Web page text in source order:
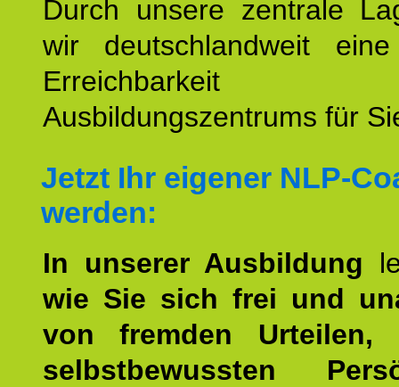
Durch unsere zentrale
wir deutschlandweit
Erreichbarkeit
Ausbildungszentrums für
Jetzt Ihr eigener NLP-
werden:
In unserer Ausbildung
wie Sie sich frei und
von fremden Urteilen,
selbstbewussten